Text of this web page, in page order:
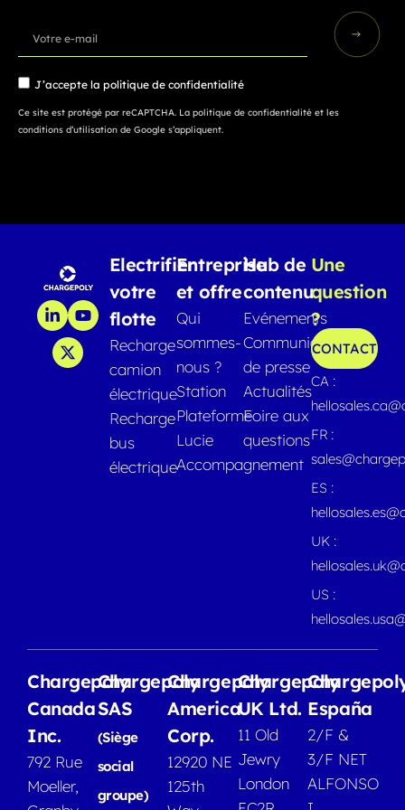
J’accepte la politique de confidentialité
Ce site est protégé par reCAPTCHA. La politique de confidentialité et les
conditions d’utilisation de Google s’appliquent.
Electrifier
votre
flotte
Recharge
camion
électrique
Recharge
bus
électrique
Entreprise
et offre
Qui
sommes-
nous ?
Station
Plateforme
Lucie
Accompagnement
Hub de
contenu
Evénements
Communiqués
de presse
Actualités
Foire aux
questions
Une
question
?
CONTACT
CA :
FR :
ES :
UK :
US :
Chargepoly
Canada
Inc.
792 Rue
Moeller,
Chargepoly
SAS
(Siège
social
groupe)
Chargepoly
America
Corp.
12920 NE
125th
Chargepoly
UK Ltd.
11 Old
Jewry
London
España
2/F &
3/F NET
ALFONSO